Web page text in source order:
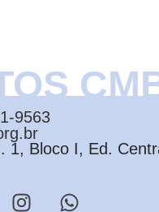
9563
1, Bloco I, Ed.